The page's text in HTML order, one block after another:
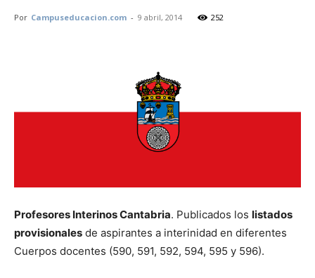
Por Campuseducacion.com - 9 abril, 2014 252
Profesores Interinos Cantabria. Publicados los listados
provisionales de aspirantes a interinidad en diferentes
Cuerpos docentes (590, 591, 592, 594, 595 y 596).